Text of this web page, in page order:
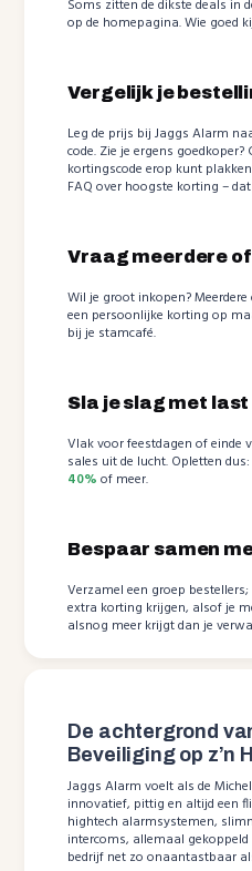
Soms zitten de dikste deals in
op de homepagina. Wie goed
Vergelijk je
Leg de prijs bij Jaggs Alarm
code. Zie je ergens
kortingscode erop kunt
FAQ over hoogste korting –
Vraag meerdere
Wil je groot inkopen?
een persoonlijke korting op
bij je stamcafé.
Sla je slag met
Vlak voor feestdagen of einde
sales uit de lucht. Opletten
40% of meer.
Bespaar samen
Verzamel een groep
extra korting krijgen, alsof je
alsnog meer krijgt dan je
De achtergrond
Beveiliging op z’n
Jaggs Alarm voelt als de
innovatief, pittig en altijd een
hightech alarmsystemen,
intercoms, allemaal
bedrijf net zo onaantastbaar